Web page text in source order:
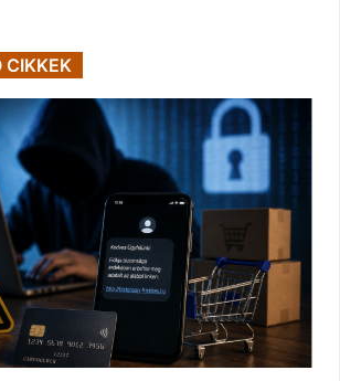
CIKKEK